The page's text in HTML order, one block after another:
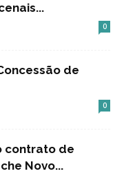
0
de
0
contrato de
Novo...